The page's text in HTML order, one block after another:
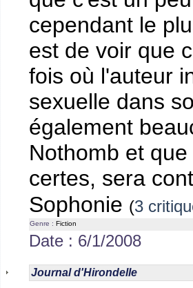
cependant le
est de voir que
fois où l'auteur
sexuelle dans
également
Nothomb et
certes, sera
Sophonie (3
Genre : Fiction
Date : 6/1/2008
Journal d'Hirondelle